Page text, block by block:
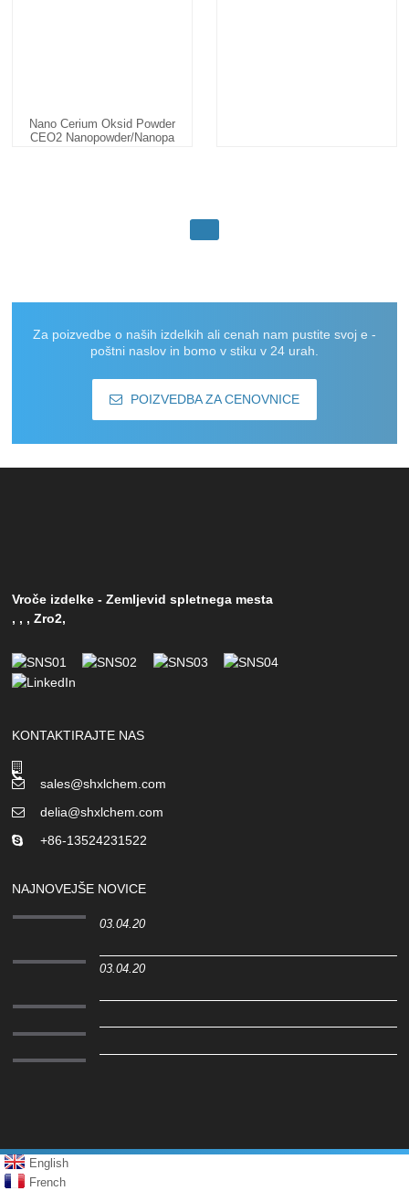
Nano Cerium Oksid Powder
CEO2 Nanopowder/nanopa
Za poizvedbe o naših izdelkih ali cenah nam pustite svoj e -
poštni naslov in bomo v stiku v 24 urah.
POIZVEDBA ZA CENOVNICE
Vroče izdelke -Zemljevid spletnega mesta
, , ,Zro2,
KONTAKTIRAJTE NAS
sales@shxlchem.com
delia@shxlchem.com
+86-13524231522
NAJNOVEJŠE NOVICE
03.04.20
03.04.20
English
French